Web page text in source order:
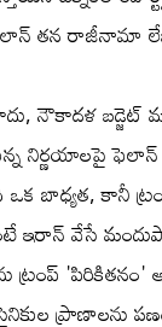
తన రాజీనామా
నౌకాదళ బడ్జెట్
నిర్ణయాలపై
బాధ్యత, కానీ
ఇరాన్ వేసే
'పిరికితనం'
ప్రాణాలను